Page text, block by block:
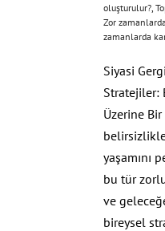
oluşturulur?,
Zor
zamanlarda
Siyasi
Stratejiler:
Üzerine
yaşamını
bu tür
ve
bireysel